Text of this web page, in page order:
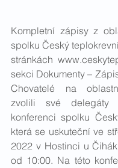
Kompletní zápisy z
spolku Český
stránkách
sekci Dokumenty –
Chovatelé na
zvolili své delegáty
konferenci spolku
která se uskuteční ve
2022 v Hostinci u
od 10:00. Na této